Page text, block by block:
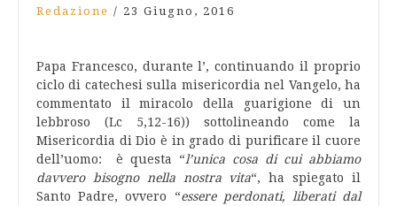
Redazione / 23 Giugno, 2016
Papa Francesco, durante l’, continuando il proprio
ciclo di catechesi sulla misericordia nel Vangelo, ha
commentato il miracolo della guarigione di un
lebbroso (Lc 5,12-16)) sottolineando come la
Misericordia di Dio è in grado di purificare il cuore
dell’uomo: è questa “l’unica cosa di cui abbiamo
davvero bisogno nella nostra vita“, ha spiegato il
Santo Padre, ovvero “essere perdonati, liberati dal